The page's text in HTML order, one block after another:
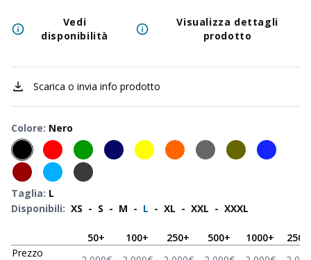
Vedi
disponibilità
Visualizza dettagli
prodotto
Scarica o invia info prodotto
Colore: Nero
Taglia: L
Disponibili: XS - S - M - L - XL - XXL - XXXL
50+ 100+ 250+ 500+ 1000+ 2500
Prezzo